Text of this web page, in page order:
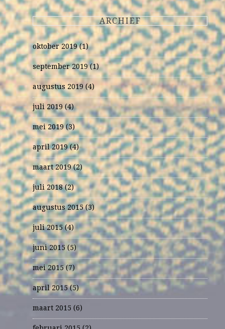
ARCHIEF
oktober 2019(1)
september 2019(1)
augustus 2019 (4)
juli 2019 (4)
mei 2019(3)
april 2019(4)
maart 2019(2)
juli 2018(2)
augustus 2015(3)
juli 2015(4)
juni 2015 (5)
mei 2015(7)
april 2015(5)
maart 2015 (6)